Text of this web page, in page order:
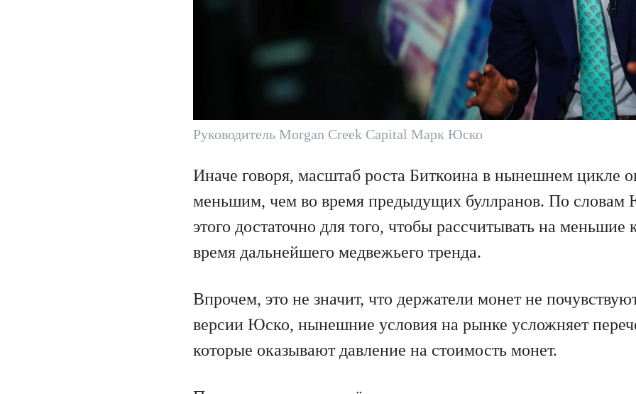
Руководитель Morgan Creek Capital Марк Юско
Иначе говоря, масштаб роста Биткоина в нынешнем цикле
меньшим, чем во время предыдущих буллранов. По словам
этого достаточно для того, чтобы рассчитывать на меньшие
время дальнейшего медвежьего тренда.
Впрочем, это не значит, что держатели монет не
версии Юско, нынешние условия на рынке усложняет
которые оказывают давление на стоимость монет.